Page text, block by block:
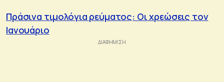
Πράσινα τιμολόγια ρεύματος: Οι χρεώσεις τον
Ιανουάριο